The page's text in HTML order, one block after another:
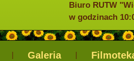
Biuro RUTW
w godzinach
Galeria